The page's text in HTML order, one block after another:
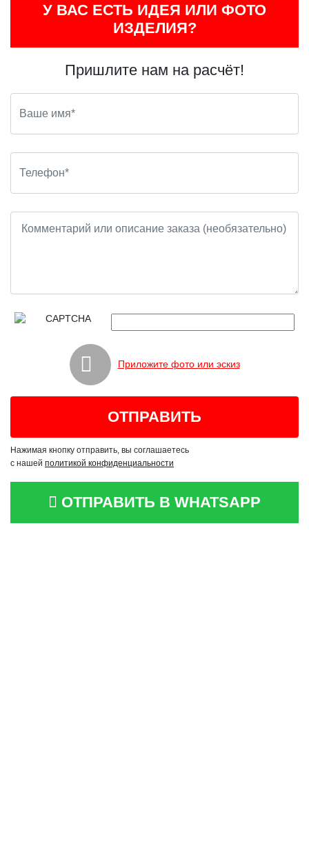
У ВАС ЕСТЬ ИДЕЯ ИЛИ ФОТО
ИЗДЕЛИЯ?
Пришлите нам на расчёт!
Приложите фото или эскиз
Нажимая кнопку отправить, вы соглашаетесь
с нашей политикой конфиденциальности
ОТПРАВИТЬ В WHATSAPP